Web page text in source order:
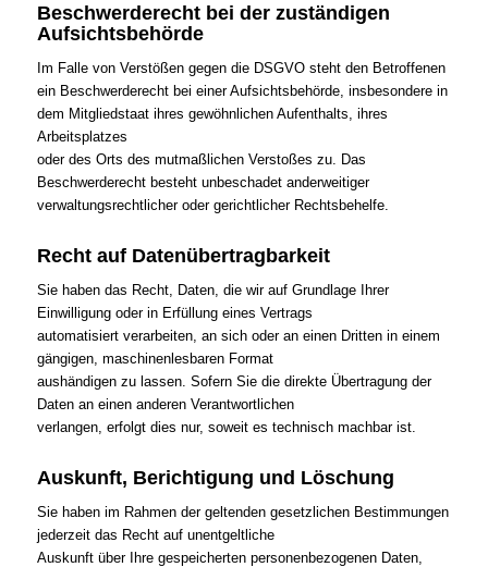
Beschwerderecht bei der zuständigen
Aufsichtsbehörde
Im Falle von Verstößen gegen die DSGVO steht den Betroffenen
ein Beschwerderecht bei einer Aufsichtsbehörde, insbesondere in
dem Mitgliedstaat ihres gewöhnlichen Aufenthalts, ihres
Arbeitsplatzes
oder des Orts des mutmaßlichen Verstoßes zu. Das
Beschwerderecht besteht unbeschadet anderweitiger
verwaltungsrechtlicher oder gerichtlicher Rechtsbehelfe.
Recht auf Datenübertragbarkeit
Sie haben das Recht, Daten, die wir auf Grundlage Ihrer
Einwilligung oder in Erfüllung eines Vertrags
automatisiert verarbeiten, an sich oder an einen Dritten in einem
gängigen, maschinenlesbaren Format
aushändigen zu lassen. Sofern Sie die direkte Übertragung der
Daten an einen anderen Verantwortlichen
verlangen, erfolgt dies nur, soweit es technisch machbar ist.
Auskunft, Berichtigung und Löschung
Sie haben im Rahmen der geltenden gesetzlichen Bestimmungen
jederzeit das Recht auf unentgeltliche
Auskunft über Ihre gespeicherten personenbezogenen Daten,